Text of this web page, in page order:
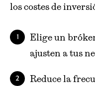
los costes de
Elige un
ajusten a tus
Reduce la